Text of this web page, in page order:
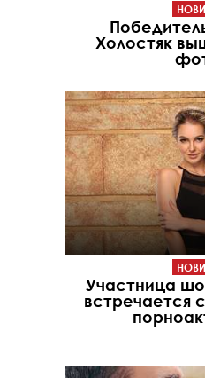
Холостяк
Участница
встречается